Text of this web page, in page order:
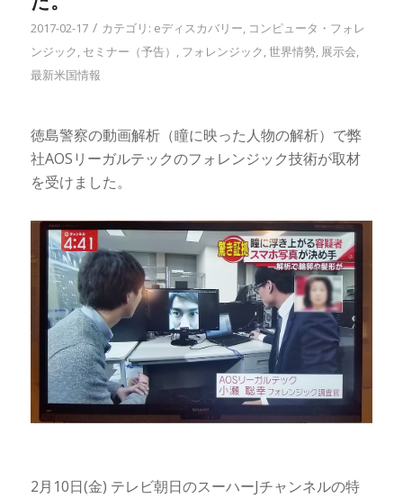
2017-02-17 / カテゴリ: eディスカバリー, コンピュータ・フォレ
ンジック, セミナー（予告） , フォレンジック,世界情勢, 展示会,
最新米国情報
徳島警察の動画解析（瞳に映った人物の解析）で弊
社AOSリーガルテックのフォレンジック技術が取材
を受けました。
2月10日(金) テレビ朝日のスーハーJチャンネルの特